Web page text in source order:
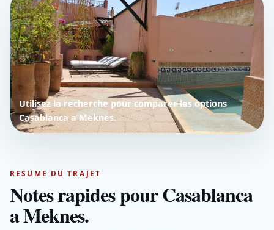
Utilisez la recherche pour comparer les options
Casablanca a Meknes.
RESUME DU TRAJET
Notes rapides pour Casablanca
a Meknes.